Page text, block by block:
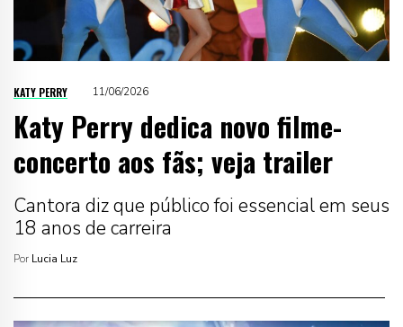
KATY PERRY 11/06/2026
Katy Perry dedica novo filme-
concerto aos fãs; veja trailer
Cantora diz que público foi essencial em seus
18 anos de carreira
Por Lucia Luz